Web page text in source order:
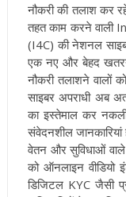
नौकरी की तलाश कर
तहत काम करने
(I4C) की नेशनल
एक नए और बेहद
नौकरी तलाशने वालों
साइबर अपराधी अब
का इस्तेमाल कर
संवेदनशील
वेतन और सुविधाओं
को ऑनलाइन
डिजिटल KYC जैसी